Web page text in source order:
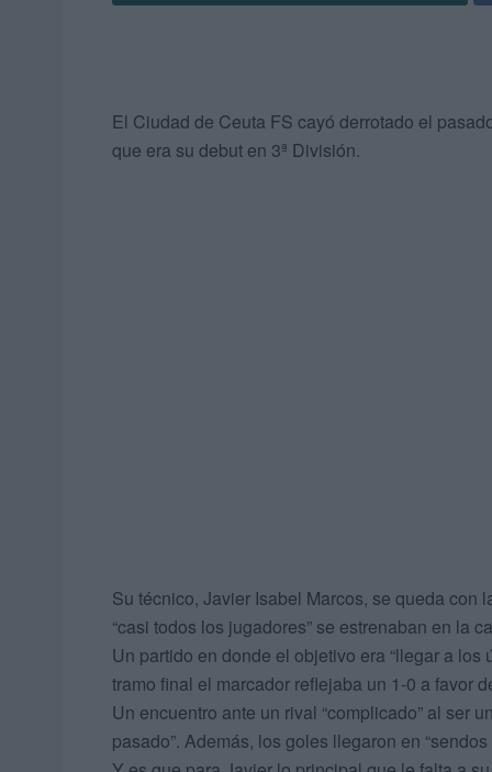
El Ciudad de Ceuta FS cayó derrotado el
que era su debut en 3ª División.
Su técnico, Javier Isabel Marcos, se queda con
“casi todos los jugadores” se estrenaban en la
Un partido en donde el objetivo era “llegar a
tramo final el marcador reflejaba un 1-0 a favor
Un encuentro ante un rival “complicado” al ser
pasado”. Además, los goles llegaron en